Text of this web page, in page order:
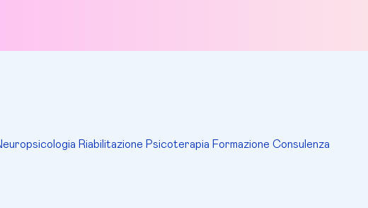
Riabilitazione Psicoterapia Formazione Consulenza